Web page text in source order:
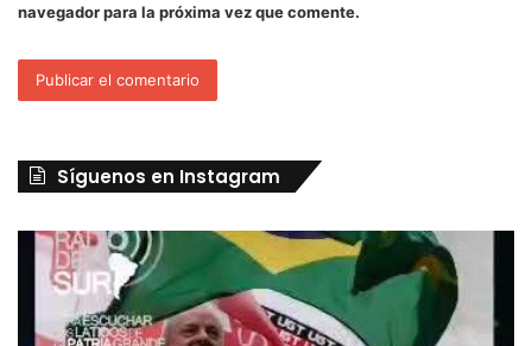
navegador para la próxima vez que comente.
Síguenos en Instagram